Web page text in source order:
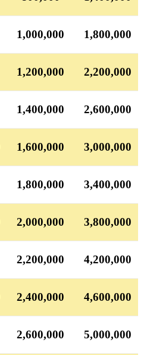
1,000,000 1,800,000
1,200,000 2,200,000
1,400,000 2,600,000
1,600,000 3,000,000
1,800,000 3,400,000
2,000,000 3,800,000
2,200,000 4,200,000
2,400,000 4,600,000
2,600,000 5,000,000